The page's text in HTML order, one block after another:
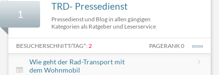
1
TRD- Pressedienst
Pressedienst und Blog in allen gängigen
Kategorien als Ratgeber und Leserservice
BESUCHERSCHNITT/TAG*: 2 PAGERANK 0
Wie geht der Rad-Transport mit
dem Wohnmobil